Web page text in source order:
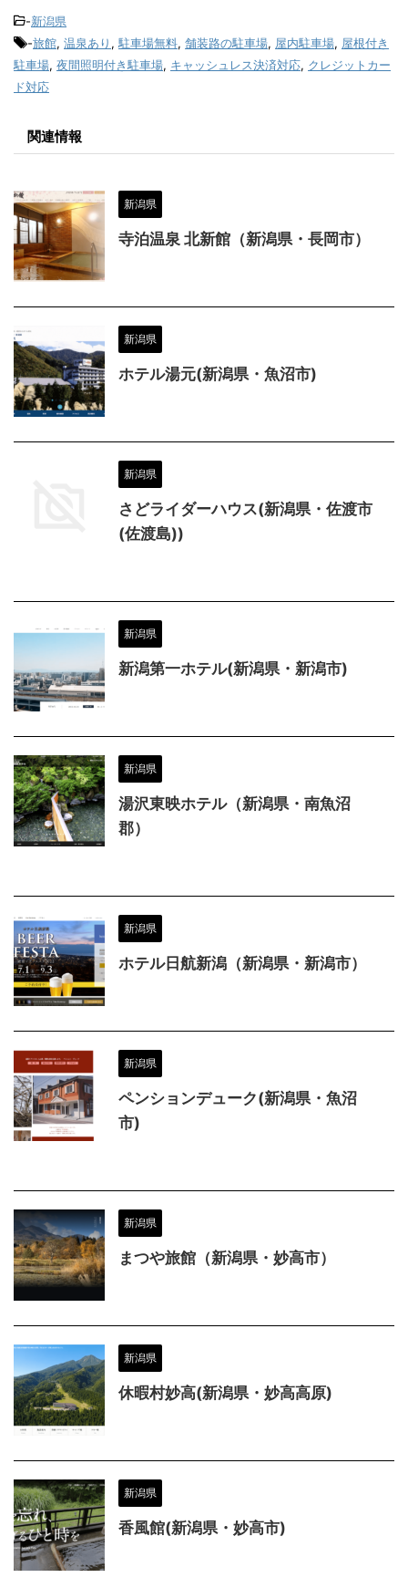
-新潟県
-旅館, 温泉あり , 駐車場無料, 舗装路の駐車場, 屋内駐車場, 屋根付き
駐車場, 夜間照明付き駐車場, キャッシュレス決済対応, クレジットカー
ド対応
関連情報
新潟県
寺泊温泉 北新館（新潟県・長岡市）
新潟県
ホテル湯元(新潟県・魚沼市)
新潟県
さどライダーハウス(新潟県・佐渡市
(佐渡島))
新潟県
新潟第一ホテル(新潟県・新潟市)
新潟県
湯沢東映ホテル（新潟県・南魚沼
郡）
新潟県
ホテル日航新潟（新潟県・新潟市）
新潟県
ペンションデューク(新潟県・魚沼
市)
新潟県
まつや旅館（新潟県・妙高市）
新潟県
休暇村妙高(新潟県・妙高高原)
新潟県
香風館(新潟県・妙高市)